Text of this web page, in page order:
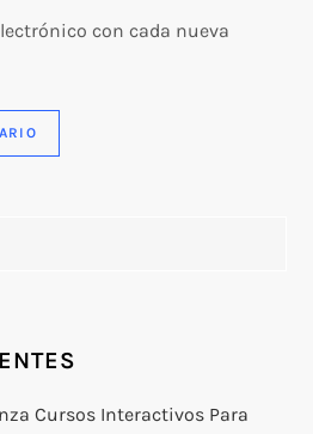
con cada nueva
Cursos Interactivos Para